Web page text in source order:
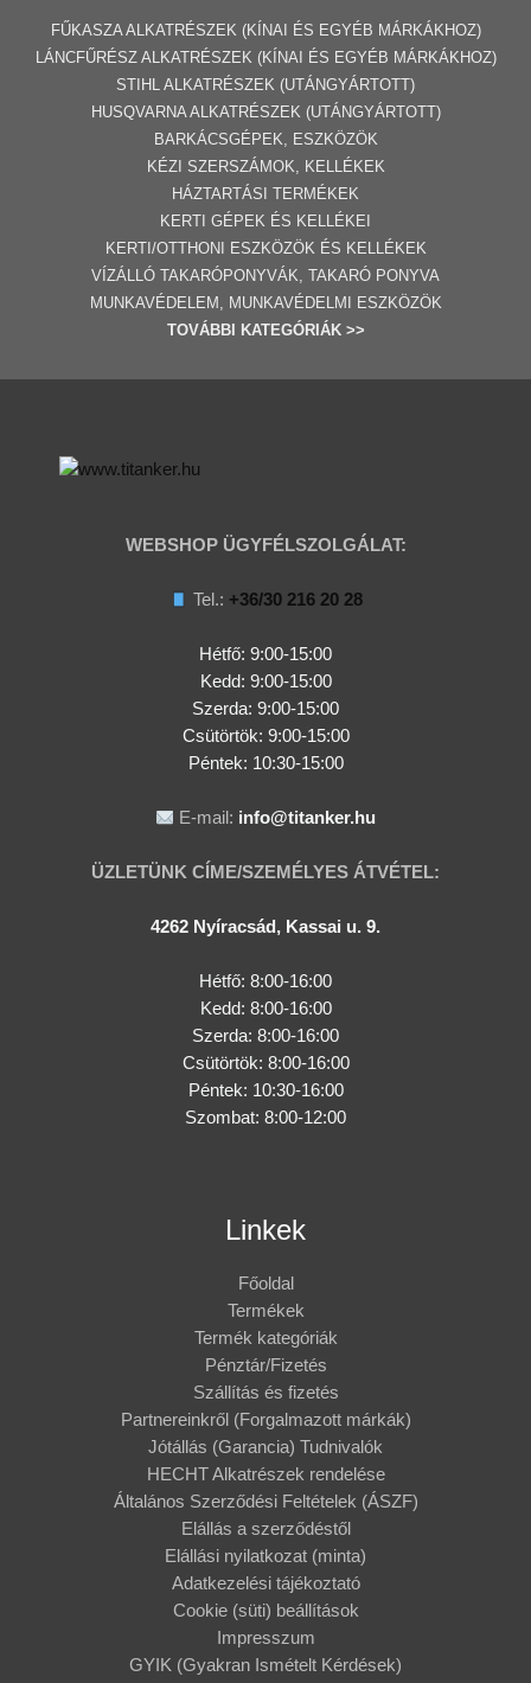
FŰKASZA ALKATRÉSZEK (KÍNAI ÉS EGYÉB MÁRKÁKHOZ)
LÁNCFŰRÉSZ ALKATRÉSZEK (KÍNAI ÉS EGYÉB MÁRKÁKHOZ)
STIHL ALKATRÉSZEK (UTÁNGYÁRTOTT)
HUSQVARNA ALKATRÉSZEK (UTÁNGYÁRTOTT)
BARKÁCSGÉPEK
ESZKÖZÖK
KÉZI SZERSZÁMOK, KELLÉKEK
HÁZTARTÁSI TERMÉKEK
KERTI GÉPEK ÉS KELLÉKEI
KERTI/OTTHONI ESZKÖZÖK ÉS KELLÉKEK
VÍZÁLLÓ TAKARÓPONYVÁK, TAKARÓ PONYVA
MUNKAVÉDELEM, MUNKAVÉDELMI ESZKÖZÖK
TOVÁBBI KATEGÓRIÁK >>
WEBSHOP ÜGYFÉLSZOLGÁLAT:
Tel.: +36/30 216 20 28
Hétfő: 9:00-15:00
Kedd: 9:00-15:00
Szerda: 9:00-15:00
Csütörtök: 9:00-15:00
Péntek: 10:30-15:00
E-mail: info@titanker.hu
ÜZLETÜNK CÍME/SZEMÉLYES ÁTVÉTEL:
4262 Nyíracsád, Kassai u. 9.
Hétfő: 8:00-16:00
Kedd: 8:00-16:00
Szerda: 8:00-16:00
Csütörtök: 8:00-16:00
Péntek: 10:30-16:00
Szombat: 8:00-12:00
Linkek
Főoldal
Termékek
Termék kategóriák
Pénztár/Fizetés
Szállítás és fizetés
Partnereinkről (Forgalmazott márkák)
Jótállás (Garancia) Tudnivalók
HECHT Alkatrészek rendelése
Általános Szerződési Feltételek (ÁSZF)
Elállás a szerződéstől
Elállási nyilatkozat (minta)
Adatkezelési tájékoztató
Cookie (süti) beállítások
Impresszum
GYIK (Gyakran Ismételt Kérdések)